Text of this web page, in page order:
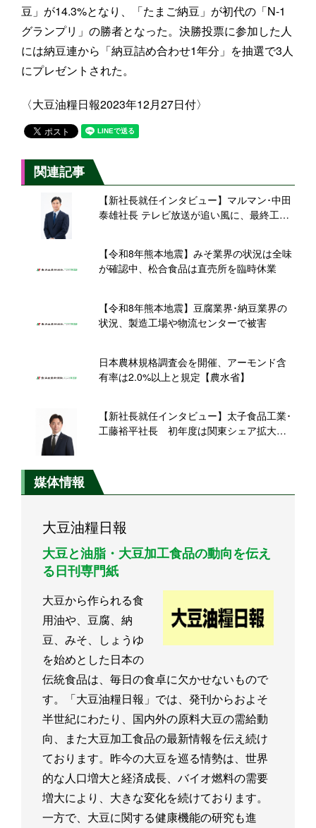
豆」が14.3%となり、「たまご納豆」が初代の「N-1
グランプリ」の勝者となった。決勝投票に参加した人
には納豆連から「納豆詰め合わせ1年分」を抽選で3人
にプレゼントされた。
〈大豆油糧日報2023年12月27日付〉
関連記事
【新社長就任インタビュー】マルマン･中田
泰雄社長 テレビ放送が追い風に、最終工程
【令和8年熊本地震】みそ業界の状況は全味
が確認中、松合食品は直売所を臨時休業
【令和8年熊本地震】豆腐業界･納豆業界の
状況、製造工場や物流センターで被害
日本農林規格調査会を開催、アーモンド含
有率は2.0%以上と規定【農水省】
【新社長就任インタビュー】太子食品工業･
工藤裕平社長 初年度は関東シェア拡大と
媒体情報
大豆油糧日報
大豆と油脂・大豆加工食品の動向を伝え
る日刊専門紙
大豆から作られる食
用油や、豆腐、納
豆、みそ、しょうゆ
を始めとした日本の
伝統食品は、毎日の食卓に欠かせないもので
す。「大豆油糧日報」では、発刊からおよそ
半世紀にわたり、国内外の原料大豆の需給動
向、また大豆加工食品の最新情報を伝え続け
ております。昨今の大豆を巡る情勢は、世界
的な人口増大と経済成長、バイオ燃料の需要
増大により、大きな変化を続けております。
一方で、大豆に関する健康機能の研究も進